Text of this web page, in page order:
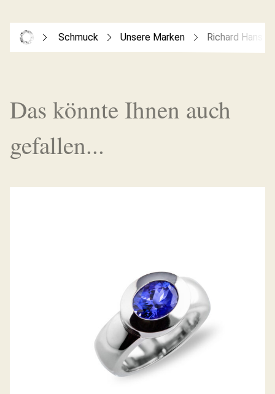
Schmuck Unsere Marken Richard Hans
Das könnte Ihnen auch
gefallen...